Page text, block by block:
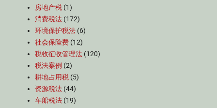
房地产税 (1)
消费税法 (172)
环境保护税法 (6)
社会保险费 (12)
税收征收管理法 (120)
税法案例 (2)
耕地占用税 (5)
资源税法 (44)
车船税法 (19)